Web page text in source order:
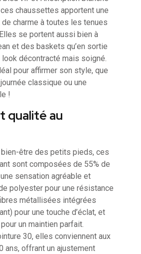
ces chaussettes apportent une
de charme à toutes les tenues
se portent aussi bien à
et des baskets qu’en sortie
décontracté mais soigné.
pour affirmer son style, que
classique ou une
!
qualité au
être des petits pieds, ces
sont composées de 55% de
sensation agréable et
polyester pour une résistance
métallisées intégrées
pour une touche d’éclat, et
un maintien parfait.
30, elles conviennent aux
ans, offrant un ajustement